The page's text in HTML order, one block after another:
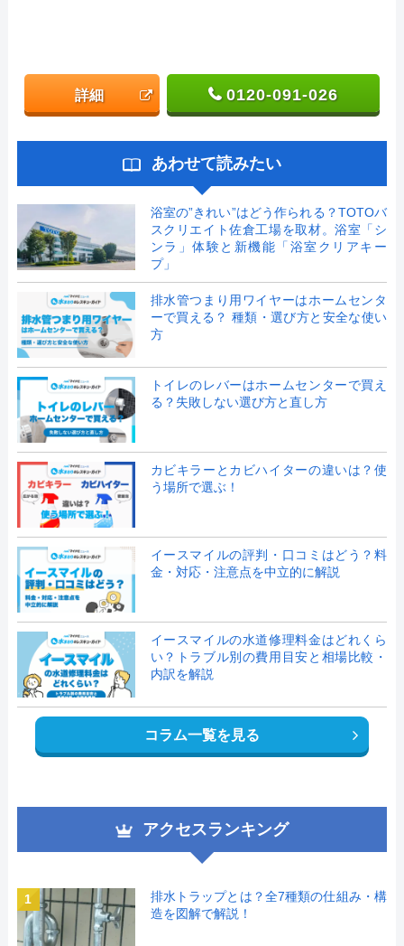
詳細 0120-091-026
あわせて読みたい
浴室の”きれい”はどう作られる？TOTOバ
スクリエイト佐倉工場を取材。浴室「シ
ンラ」体験と新機能「浴室クリアキー
プ」
排水管つまり用ワイヤーはホームセンタ
ーで買える？ 種類・選び方と安全な使い
方
トイレのレバーはホームセンターで買え
る？失敗しない選び方と直し方
カビキラーとカビハイターの違いは？使
う場所で選ぶ！
イースマイルの評判・口コミはどう？料
金・対応・注意点を中立的に解説
イースマイルの水道修理料金はどれくら
い？トラブル別の費用目安と相場比較・
内訳を解説
コラム一覧を見る
アクセスランキング
1
排水トラップとは？全7種類の仕組み・構
造を図解で解説！